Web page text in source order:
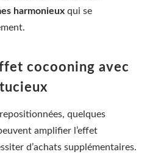
harmonieux qui se
cocooning avec
quelques
amplifier l’effet
d’achats supplémentaires.